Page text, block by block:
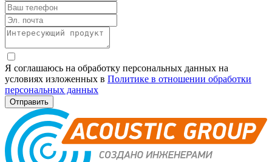
Я соглашаюсь на обработку персональных данных на
условиях изложенных в Политике в отношении обработки
персональных данных